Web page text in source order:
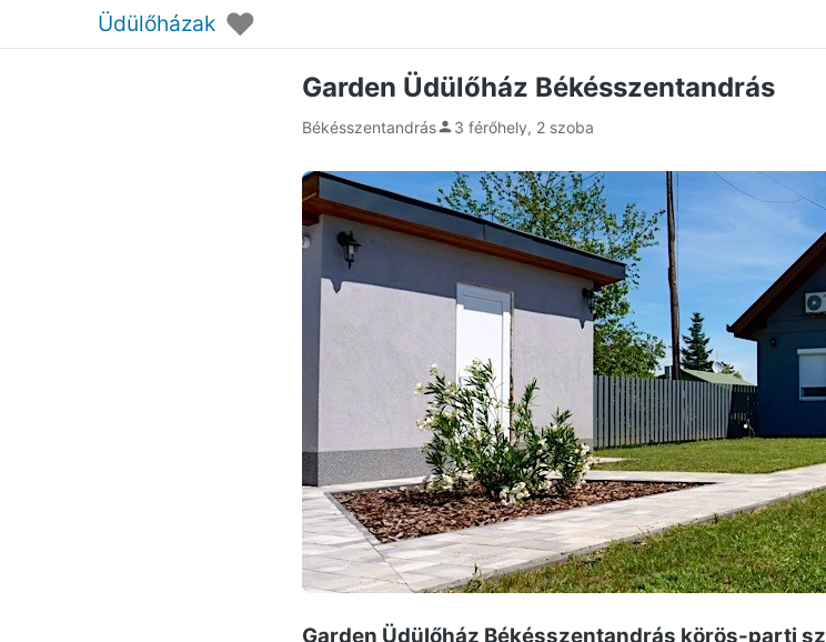
Üdülőházak ♥
Garden Üdülőház Békésszentandrás
Békésszentandrás 3 férőhely, 2 szoba
Garden Üdülőház Békésszentandrás körös-parti